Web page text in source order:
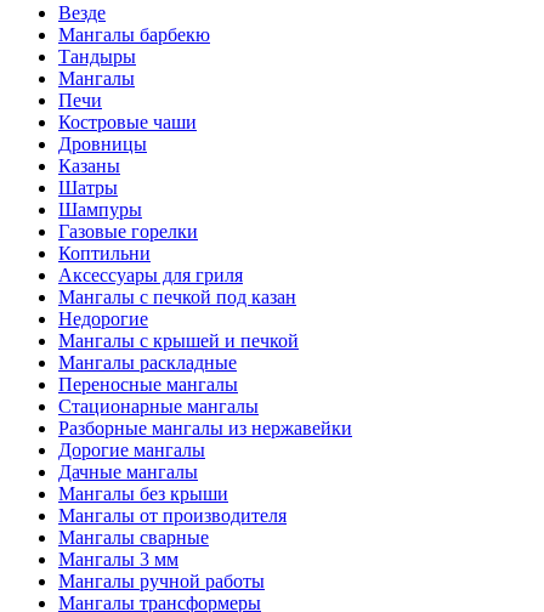
Везде
Мангалы барбекю
Тандыры
Мангалы
Печи
Костровые чаши
Дровницы
Казаны
Шатры
Шампуры
Газовые горелки
Коптильни
Аксессуары для гриля
Мангалы с печкой под казан
Недорогие
Мангалы с крышей и печкой
Мангалы раскладные
Переносные мангалы
Стационарные мангалы
Разборные мангалы из нержавейки
Дорогие мангалы
Дачные мангалы
Мангалы без крыши
Мангалы от производителя
Мангалы сварные
Мангалы 3 мм
Мангалы ручной работы
Мангалы трансформеры